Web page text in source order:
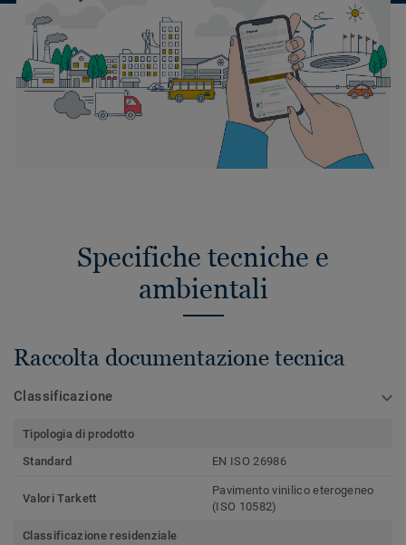
Specifiche tecniche e
ambientali
Raccolta documentazione tecnica
Classificazione
Tipologia di prodotto
Standard
EN ISO 26986
Valori Tarkett
Pavimento vinilico eterogeneo
(ISO 10582)
Classificazione residenziale